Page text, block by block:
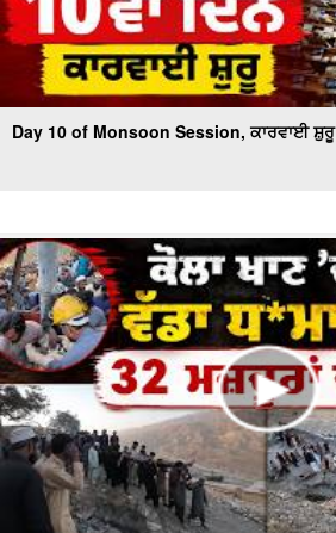
Day 10 of Monsoon Session, ਕਾਰਵਾਈ ਸ਼ੁਰੂ